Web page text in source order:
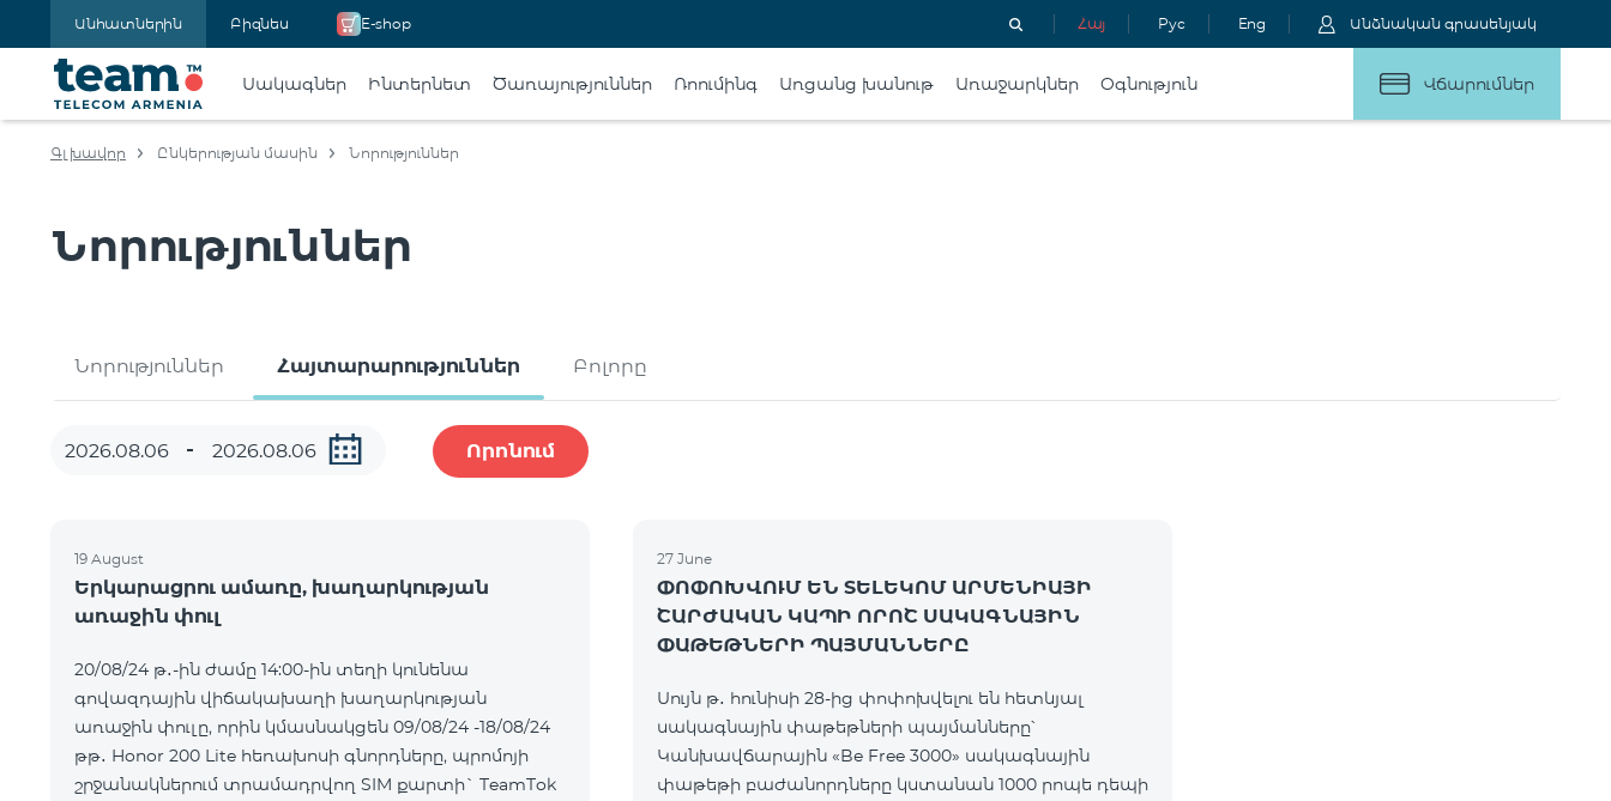
Անհատներին Բիզնես E-shop Հայ Рус Eng Անձնական գրասենյակ
Սակագներ Ինտերնետ Ծառայություններ Ռոումինգ Առցանց խանութ Առաջարկներ Օգնություն Վճարումներ
Գլխավոր Ընկերության մասին Նորություններ
Նորություններ
Նորություններ Հայտարարություններ Բոլորը
Որոնում
19 August
Երկարացրու ամառը, խաղարկության
առաջին փուլ
20/08/24 թ․-ին ժամը 14:00-ին տեղի կունենա
գովազդային վիճակախաղի խաղարկության
առաջին փուլը, որին կմասնակցեն 09/08/24 -18/08/24
թթ․ Honor 200 Lite հեռախոսի գնորդները, պրոմոյի
շրջանակներում տրամադրվող SIM քարտի` TeamTok
27 June
ՓՈՓՈԽՎՈՒՄ ԵՆ ՏԵԼԵԿՈՄ ԱՐՄԵՆԻԱՅԻ
ՇԱՐԺԱԿԱՆ ԿԱՊԻ ՈՐՈՇ ՍԱԿԱԳՆԱՅԻՆ
ՓԱԹԵԹՆԵՐԻ ՊԱՅՄԱՆՆԵՐԸ
Սույն թ․ հունիսի 28-ից փոփոխվելու են հետևյալ
սակագնային փաթեթների պայմանները՝
Կանխավճարային «Be Free 3000» սակագնային
փաթեթի բաժանորդները կստանան 1000 րոպե դեպի